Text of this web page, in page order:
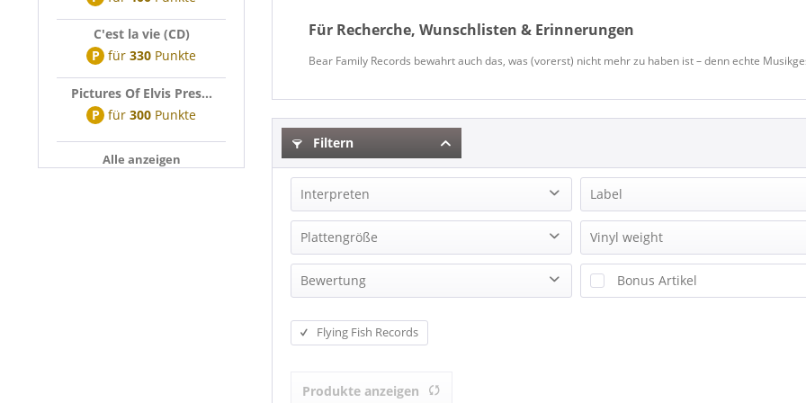
C'est la vie (CD)
P für 330 Punkte
Pictures Of Elvis Pres...
P für 300 Punkte
Alle anzeigen
Für Recherche, Wunschlisten & Erinnerungen
Bear Family Records bewahrt auch das, was (vorerst) nicht mehr zu haben ist – denn echte
Filtern
Interpreten
"1961"
5 Royales, The
777
Allen, Rex
Label
4 MEN WITH BEARDS
A&M Records
ABKCO
Plattengröße
CD
EP (7 inch)
EP (12inch)
EP, Maxi (10, 12 Inch)
LP (10 inch)
Vinyl weight
180g Vinyl
Bewertung
& mehr
& mehr
Bonus Artikel
Flying Fish Records
Produkte anzeigen